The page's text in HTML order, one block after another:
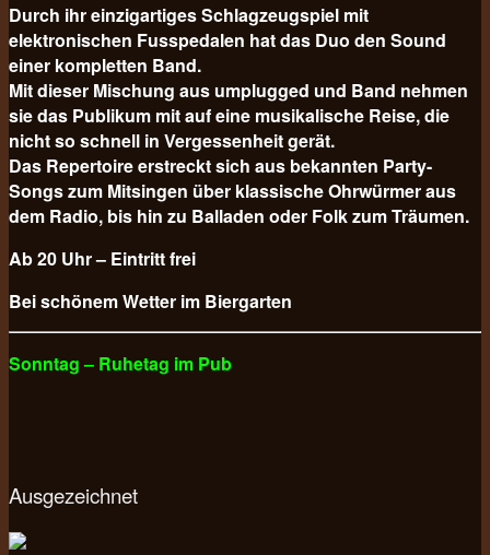
Durch ihr einzigartiges Schlagzeugspiel mit
elektronischen Fusspedalen hat das Duo den Sound
einer kompletten Band.
Mit dieser Mischung aus umplugged und Band nehmen
sie das Publikum mit auf eine musikalische Reise, die
nicht so schnell in Vergessenheit gerät.
Das Repertoire erstreckt sich aus bekannten Party-
Songs zum Mitsingen über klassische Ohrwürmer aus
dem Radio, bis hin zu Balladen oder Folk zum Träumen.
Ab 20 Uhr – Eintritt frei
Bei schönem Wetter im Biergarten
Sonntag – Ruhetag im Pub
Ausgezeichnet